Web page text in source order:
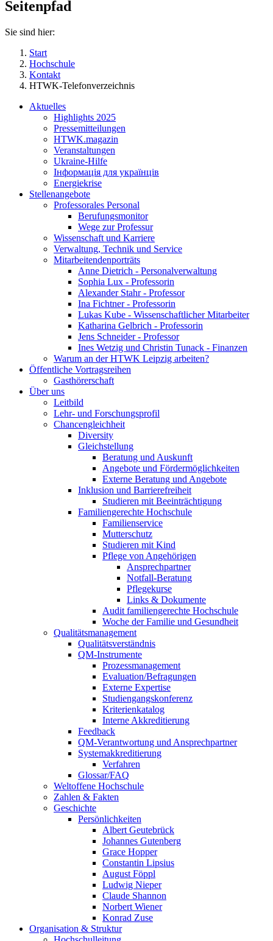
Seitenpfad
Sie sind hier:
Start
Hochschule
Kontakt
HTWK-Telefonverzeichnis
Aktuelles
Highlights 2025
Pressemitteilungen
HTWK.magazin
Veranstaltungen
Ukraine-Hilfe
Інформація для українців
Energiekrise
Stellenangebote
Professorales Personal
Berufungsmonitor
Wege zur Professur
Wissenschaft und Karriere
Verwaltung, Technik und Service
Mitarbeitendenporträts
Anne Dietrich - Personalverwaltung
Sophia Lux - Professorin
Alexander Stahr - Professor
Ina Fichtner - Professorin
Lukas Kube - Wissenschaftlicher Mitarbeiter
Katharina Gelbrich - Professorin
Jens Schneider - Professor
Ines Wetzig und Christin Tunack - Finanzen
Warum an der HTWK Leipzig arbeiten?
Öffentliche Vortragsreihen
Gasthörerschaft
Über uns
Leitbild
Lehr- und Forschungsprofil
Chancengleichheit
Diversity
Gleichstellung
Beratung und Auskunft
Angebote und Fördermöglichkeiten
Externe Beratung und Angebote
Inklusion und Barrierefreiheit
Studieren mit Beeinträchtigung
Familiengerechte Hochschule
Familienservice
Mutterschutz
Studieren mit Kind
Pflege von Angehörigen
Ansprechpartner
Notfall-Beratung
Pflegekurse
Links & Dokumente
Audit familiengerechte Hochschule
Woche der Familie und Gesundheit
Qualitätsmanagement
Qualitätsverständnis
QM-Instrumente
Prozessmanagement
Evaluation/Befragungen
Externe Expertise
Studiengangskonferenz
Kriterienkatalog
Interne Akkreditierung
Feedback
QM-Verantwortung und Ansprechpartner
Systemakkreditierung
Verfahren
Glossar/FAQ
Weltoffene Hochschule
Zahlen & Fakten
Geschichte
Persönlichkeiten
Albert Geutebrück
Johannes Gutenberg
Grace Hopper
Constantin Lipsius
August Föppl
Ludwig Nieper
Claude Shannon
Norbert Wiener
Konrad Zuse
Organisation & Struktur